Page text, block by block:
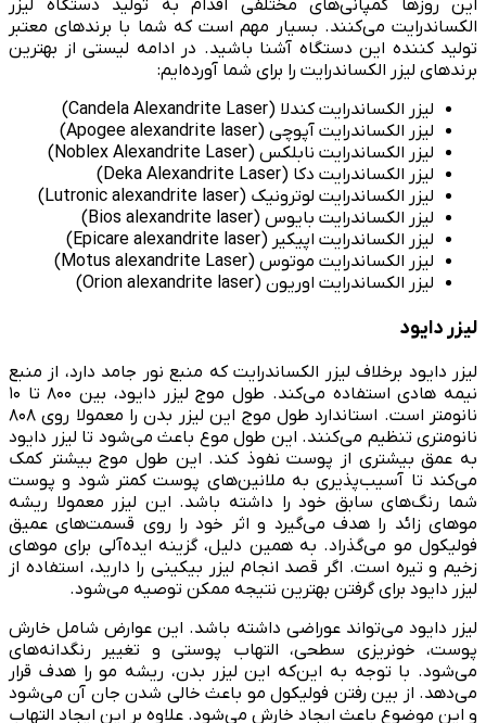
این روزها کمپانی‌های مختلفی اقدام به تولید دستگاه لیزر
الکساندرایت می‌کنند. بسیار مهم است که شما با برندهای معتبر
تولید کننده این دستگاه آشنا باشید. در ادامه لیستی از بهترین
برندهای لیزر الکساندرایت را برای شما آورده‌ایم:
لیزر الکساندرایت کندلا (Candela Alexandrite Laser)
لیزر الکساندرایت آپوچی (Apogee alexandrite laser)
لیزر الکساندرایت نابلکس (Noblex Alexandrite Laser)
لیزر الکساندرایت دکا (Deka Alexandrite Laser)
لیزر الکساندرایت لوترونیک (Lutronic alexandrite laser)
لیزر الکساندرایت بایوس (Bios alexandrite laser)
لیزر الکساندرایت اپیکیر (Epicare alexandrite laser)
لیزر الکساندرایت موتوس (Motus alexandrite Laser)
لیزر الکساندرایت اوریون (Orion alexandrite laser)
لیزر دایود
لیزر دایود برخلاف لیزر الکساندرایت که منبع نور جامد دارد، از منبع
نیمه هادی استفاده می‌کند. طول موج لیزر دایود، بین ۸۰۰ تا ۱۰
نانومتر است. استاندارد طول موج این لیزر بدن را معمولا روی ۸۰۸
نانومتری تنظیم می‌کنند. این طول موع باعث می‌شود تا لیزر دایود
به عمق بیشتری از پوست نفوذ کند. این طول موج بیشتر کمک
می‌کند تا آسیب‌پذیری به ملانین‌های پوست کمتر شود و پوست
شما رنگ‌های سابق خود را داشته باشد. این لیزر معمولا ریشه
موهای زائد را هدف می‌گیرد و اثر خود را روی قسمت‌های عمیق
فولیکول مو می‌گذراد. به همین دلیل، گزینه‌ ایده‌آلی برای موهای
زخیم و تیره است. اگر قصد انجام لیزر بیکینی را دارید، استفاده از
لیزر دایود برای گرفتن بهترین نتیجه ممکن توصیه می‌شود.
لیزر دایود می‌تواند عوراضی داشته باشد. این عوارض شامل خارش
پوست، خونریزی سطحی، التهاب پوستی و تغییر رنگدانه‌های
می‌شود. با توجه به این‌که این لیزر بدن، ریشه مو را هدف قرار
می‌دهد. از بین رفتن فولیکول مو باعث خالی شدن جان آن می‌شود
و این موضوع باعث ایجاد خارش می‌شود. علاوه بر این ایجاد التهاب